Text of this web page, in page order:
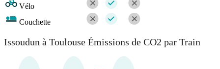
Vélo
Couchette
Issoudun à Toulouse Émissions de CO2 par Train